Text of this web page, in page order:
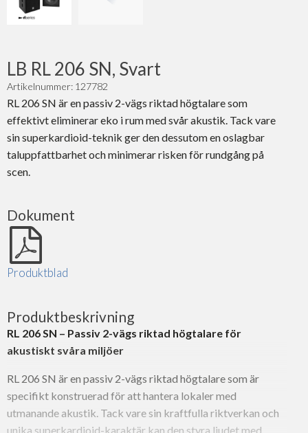
LB RL 206 SN, Svart
Artikelnummer: 127782
RL 206 SN är en passiv 2-vägs riktad högtalare som
effektivt eliminerar eko i rum med svår akustik. Tack vare
sin superkardioid-teknik ger den dessutom en oslagbar
taluppfattbarhet och minimerar risken för rundgång på
scen.
Dokument
Produktblad
Produktbeskrivning
RL 206 SN – Passiv 2-vägs riktad högtalare för
akustiskt svåra miljöer
RL 206 SN är en passiv 2-vägs riktad högtalare som är
specifikt konstruerad för att hantera lokaler med
utmanande akustik. Tack vare sin kraftfulla riktverkan och
unika superkardioid-karaktär kan den styra ljudet med